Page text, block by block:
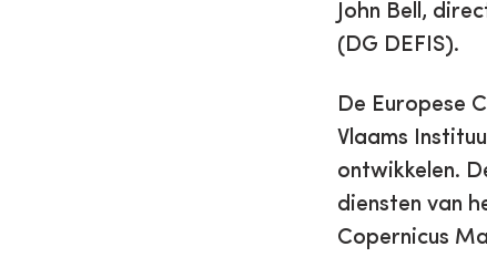
John Bell,
(DG DEFIS).
De Europese
Vlaams
ontwikkelen.
diensten van
Copernicus